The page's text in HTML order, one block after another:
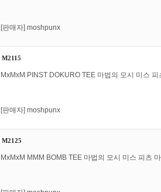
[판매자] moshpunx
M2115
MxMxM PINST DOKURO TEE 마법의 모시 미스 피
[판매자] moshpunx
M2125
MxMxM MMM BOMB TEE 마법의 모시 미스 피츠